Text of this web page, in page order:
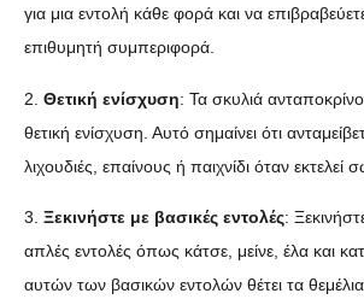
για μια εντολή κάθε φορά και να
επιθυμητή συμπεριφορά.
2. Θετική ενίσχυση: Τα σκυλιά
θετική ενίσχυση. Αυτό σημαίνει ότι
λιχουδιές, επαίνους ή παιχνίδι όταν εκτελεί
3. Ξεκινήστε με βασικές εντολές:
απλές εντολές όπως κάτσε, μείνε, έλα και
αυτών των βασικών εντολών θέτει τα